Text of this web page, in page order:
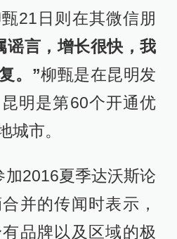
21日则在其微信朋
谣言，增长很快，我
。”柳甄是在昆明发
明是第60个开通优
城市。
加2016夏季达沃斯论
并的传闻时表示，
品牌以及区域的极